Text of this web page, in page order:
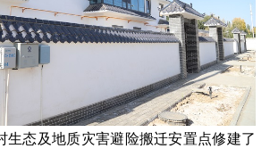
生态及地质灾害避险搬迁安置点修建了